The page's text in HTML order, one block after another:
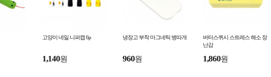
고양이 네일 니퍼캡 6p
1,140원
냉장고 부착 마그네틱 병따개
960원
버터스퀴시 스트레스 해소 장
난감
1,860원